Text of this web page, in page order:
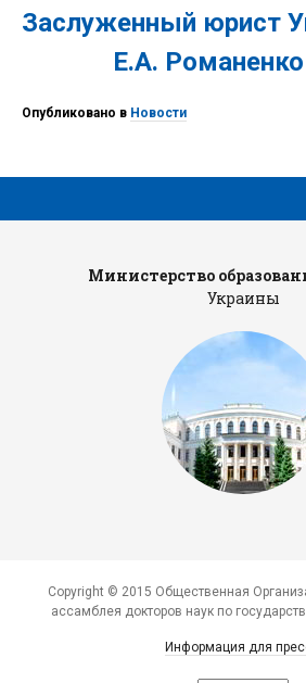
Заслуженный
Е.А. Романенко
Опубликовано в Новости
Министерство
Украины
Copyright © 2015 Общественная
ассамблея докторов наук по
Информация для